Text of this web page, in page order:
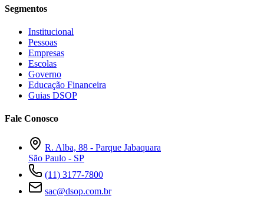
Segmentos
Institucional
Pessoas
Empresas
Escolas
Governo
Educação Financeira
Guias DSOP
Fale Conosco
R. Alba, 88 - Parque Jabaquara
São Paulo - SP
(11) 3177-7800
sac@dsop.com.br